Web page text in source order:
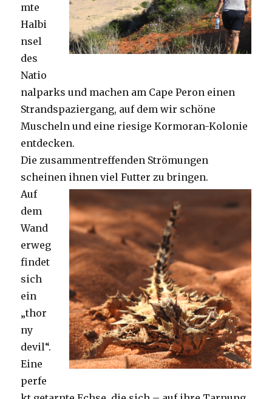
mte
Halbi
nsel
des
Natio
nalparks und machen am Cape Peron einen
Strandspaziergang, auf dem wir schöne
Muscheln und eine riesige Kormoran-Kolonie
entdecken.
Die zusammentreffenden Strömungen
scheinen ihnen viel Futter zu bringen.
Auf
dem
Wand
erweg
findet
sich
ein
„thor
ny
devil“.
Eine
perfe